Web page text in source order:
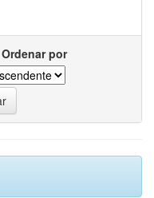
Ordenar por